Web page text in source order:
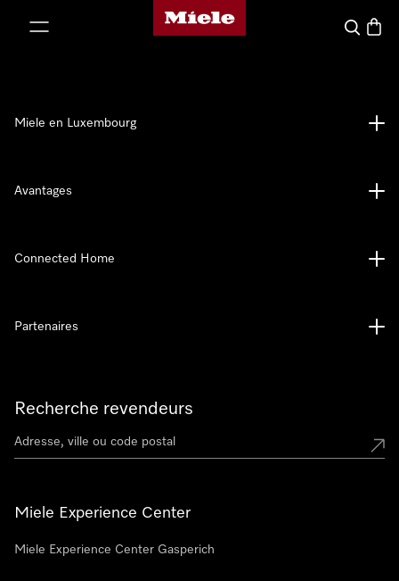
Page d'accueil de Miele
Panier
Recherche revendeurs
Miele Experience Center
Miele Experience Center Gasperich
Miele en Luxembourg
Avantages
Connected Home
Partenaires